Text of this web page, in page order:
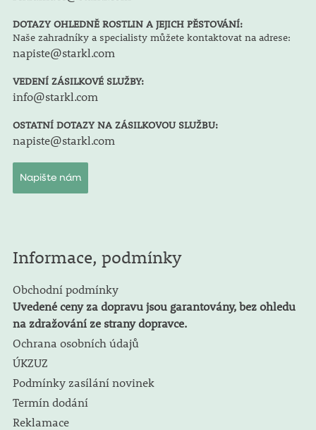
DOTAZY OHLEDNĚ ROSTLIN A JEJICH PĚSTOVÁNÍ:
Naše zahradníky a specialisty můžete kontaktovat na adrese:
napiste@starkl.com
VEDENÍ ZÁSILKOVÉ SLUŽBY:
info@starkl.com
OSTATNÍ DOTAZY NA ZÁSILKOVOU SLUŽBU:
napiste@starkl.com
Napište nám
Informace, podmínky
Obchodní podmínky
Uvedené ceny za dopravu jsou garantovány, bez ohledu
na zdražování ze strany dopravce.
Ochrana osobních údajů
ÚKZUZ
Podmínky zasílání novinek
Termín dodání
Reklamace